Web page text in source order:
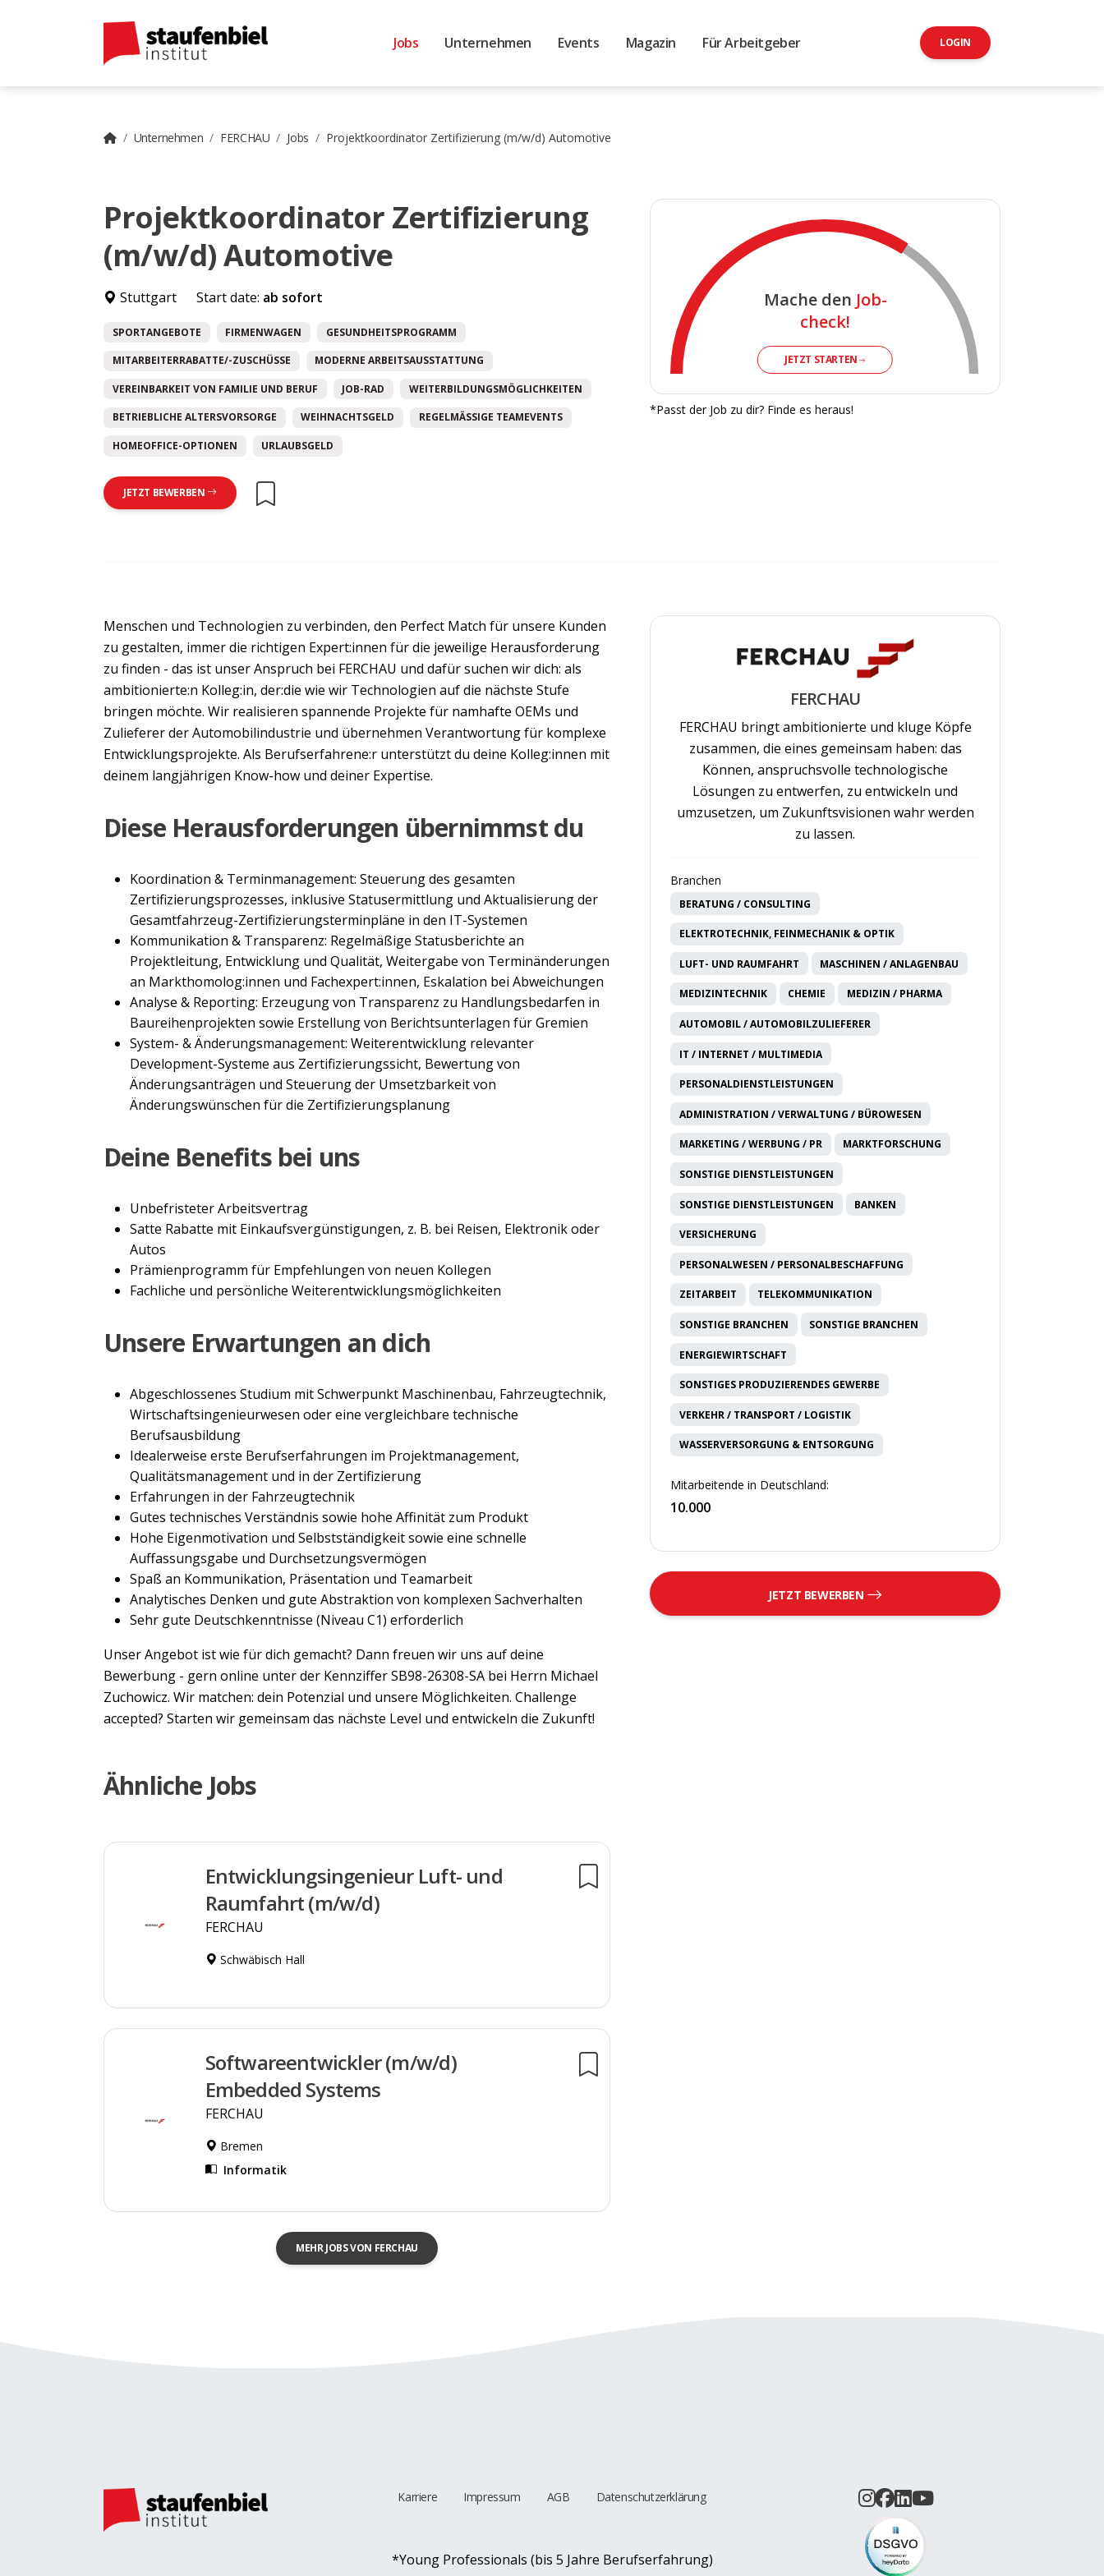
Jobs Unternehmen Events Magazin Für Arbeitgeber LOGIN
Unternehmen FERCHAU Jobs Projektkoordinator Zertifizierung (m/w/d) Automotive
Projektkoordinator Zertifizierung
(m/w/d) Automotive
Stuttgart Start date: ab sofort
SPORTANGEBOTE FIRMENWAGEN GESUNDHEITSPROGRAMM
MITARBEITERRABATTE/-ZUSCHÜSSE MODERNE ARBEITSAUSSTATTUNG
VEREINBARKEIT VON FAMILIE UND BERUF JOB-RAD WEITERBILDUNGSMÖGLICHKEITEN
BETRIEBLICHE ALTERSVORSORGE WEIHNACHTSGELD REGELMÄSSIGE TEAMEVENTS
HOMEOFFICE-OPTIONEN URLAUBSGELD
JETZT BEWERBEN
Mache den Job-
check!
JETZT STARTEN
*Passt der Job zu dir? Finde es heraus!
Menschen und Technologien zu verbinden, den Perfect Match für unsere Kunden
zu gestalten, immer die richtigen Expert:innen für die jeweilige Herausforderung
zu finden - das ist unser Anspruch bei FERCHAU und dafür suchen wir dich: als
ambitionierte:n Kolleg:in, der:die wie wir Technologien auf die nächste Stufe
bringen möchte. Wir realisieren spannende Projekte für namhafte OEMs und
Zulieferer der Automobilindustrie und übernehmen Verantwortung für komplexe
Entwicklungsprojekte. Als Berufserfahrene:r unterstützt du deine Kolleg:innen mit
deinem langjährigen Know-how und deiner Expertise.
Diese Herausforderungen übernimmst du
Koordination & Terminmanagement: Steuerung des gesamten
Zertifizierungsprozesses, inklusive Statusermittlung und Aktualisierung der
Gesamtfahrzeug-Zertifizierungsterminpläne in den IT-Systemen
Kommunikation & Transparenz: Regelmäßige Statusberichte an
Projektleitung, Entwicklung und Qualität, Weitergabe von Terminänderungen
an Markthomolog:innen und Fachexpert:innen, Eskalation bei Abweichungen
Analyse & Reporting: Erzeugung von Transparenz zu Handlungsbedarfen in
Baureihenprojekten sowie Erstellung von Berichtsunterlagen für Gremien
System- & Änderungsmanagement: Weiterentwicklung relevanter
Development-Systeme aus Zertifizierungssicht, Bewertung von
Änderungsanträgen und Steuerung der Umsetzbarkeit von
Änderungswünschen für die Zertifizierungsplanung
Deine Benefits bei uns
Unbefristeter Arbeitsvertrag
Satte Rabatte mit Einkaufsvergünstigungen, z. B. bei Reisen, Elektronik oder
Autos
Prämienprogramm für Empfehlungen von neuen Kollegen
Fachliche und persönliche Weiterentwicklungsmöglichkeiten
Unsere Erwartungen an dich
Abgeschlossenes Studium mit Schwerpunkt Maschinenbau, Fahrzeugtechnik,
Wirtschaftsingenieurwesen oder eine vergleichbare technische
Berufsausbildung
Idealerweise erste Berufserfahrungen im Projektmanagement,
Qualitätsmanagement und in der Zertifizierung
Erfahrungen in der Fahrzeugtechnik
Gutes technisches Verständnis sowie hohe Affinität zum Produkt
Hohe Eigenmotivation und Selbstständigkeit sowie eine schnelle
Auffassungsgabe und Durchsetzungsvermögen
Spaß an Kommunikation, Präsentation und Teamarbeit
Analytisches Denken und gute Abstraktion von komplexen Sachverhalten
Sehr gute Deutschkenntnisse (Niveau C1) erforderlich
Unser Angebot ist wie für dich gemacht? Dann freuen wir uns auf deine
Bewerbung - gern online unter der Kennziffer SB98-26308-SA bei Herrn Michael
Zuchowicz. Wir matchen: dein Potenzial und unsere Möglichkeiten. Challenge
accepted? Starten wir gemeinsam das nächste Level und entwickeln die Zukunft!
Ähnliche Jobs
Entwicklungsingenieur Luft- und
Raumfahrt (m/w/d)
FERCHAU
Schwäbisch Hall
Softwareentwickler (m/w/d)
Embedded Systems
FERCHAU
Bremen
Informatik
MEHR JOBS VON FERCHAU
FERCHAU
FERCHAU bringt ambitionierte und kluge Köpfe
zusammen, die eines gemeinsam haben: das
Können, anspruchsvolle technologische
Lösungen zu entwerfen, zu entwickeln und
umzusetzen, um Zukunftsvisionen wahr werden
zu lassen.
Branchen
BERATUNG / CONSULTING
ELEKTROTECHNIK, FEINMECHANIK & OPTIK
LUFT- UND RAUMFAHRT MASCHINEN / ANLAGENBAU
MEDIZINTECHNIK CHEMIE MEDIZIN / PHARMA
AUTOMOBIL / AUTOMOBILZULIEFERER
IT / INTERNET / MULTIMEDIA
PERSONALDIENSTLEISTUNGEN
ADMINISTRATION / VERWALTUNG / BÜROWESEN
MARKETING / WERBUNG / PR MARKTFORSCHUNG
SONSTIGE DIENSTLEISTUNGEN
SONSTIGE DIENSTLEISTUNGEN BANKEN
VERSICHERUNG
PERSONALWESEN / PERSONALBESCHAFFUNG
ZEITARBEIT TELEKOMMUNIKATION
SONSTIGE BRANCHEN SONSTIGE BRANCHEN
ENERGIEWIRTSCHAFT
SONSTIGES PRODUZIERENDES GEWERBE
VERKEHR / TRANSPORT / LOGISTIK
WASSERVERSORGUNG & ENTSORGUNG
Mitarbeitende in Deutschland:
10.000
JETZT BEWERBEN
Karriere Impressum AGB Datenschutzerklärung
*Young Professionals (bis 5 Jahre Berufserfahrung)